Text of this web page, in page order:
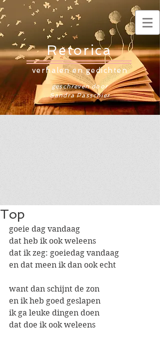
Retorica
verhalen en gedichten
geschreven door
Sandra Passchier
Top
goeie dag vandaag
dat heb ik ook weleens
dat ik zeg: goeiedag vandaag
en dat meen ik dan ook echt
want dan schijnt de zon
en ik heb goed geslapen
ik ga leuke dingen doen
dat doe ik ook weleens